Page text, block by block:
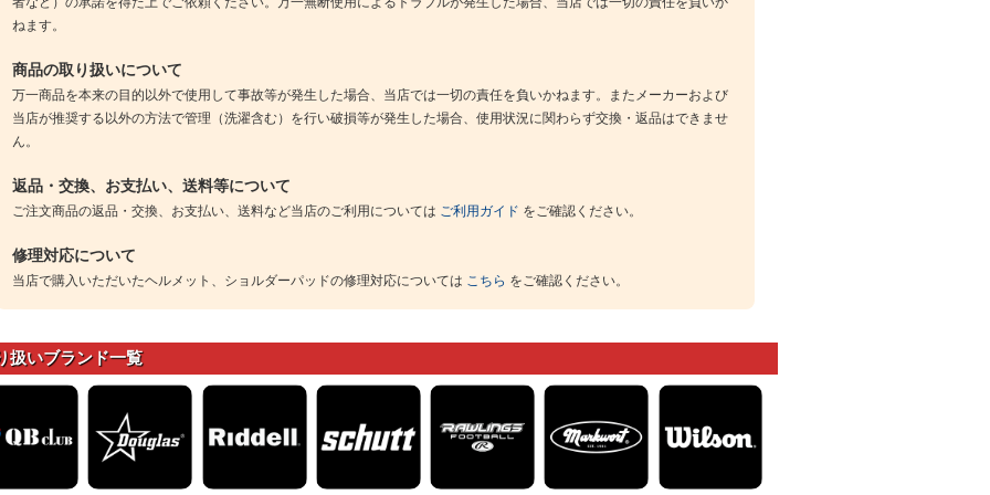
ねます。
商品の取り扱いについて
万一商品を本来の目的以外で使用して事故等が発生した場合、当店では一切の責任を負いかねます。またメーカーおよび
当店が推奨する以外の方法で管理（洗濯含む）を行い破損等が発生した場合、使用状況に関わらず交換・返品はできませ
ん。
返品・交換、お支払い、送料等について
ご注文商品の返品・交換、お支払い、送料など当店のご利用については ご利用ガイド をご確認ください。
修理対応について
当店で購入いただいたヘルメット、ショルダーパッドの修理対応については こちら をご確認ください。
扱いブランド一覧